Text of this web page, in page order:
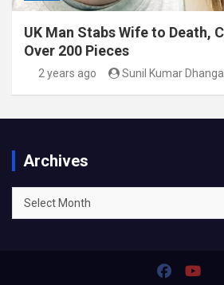
UK Man Stabs Wife to Death,
Over 200 Pieces
2 years ago Sunil Kumar
Archives
Archives